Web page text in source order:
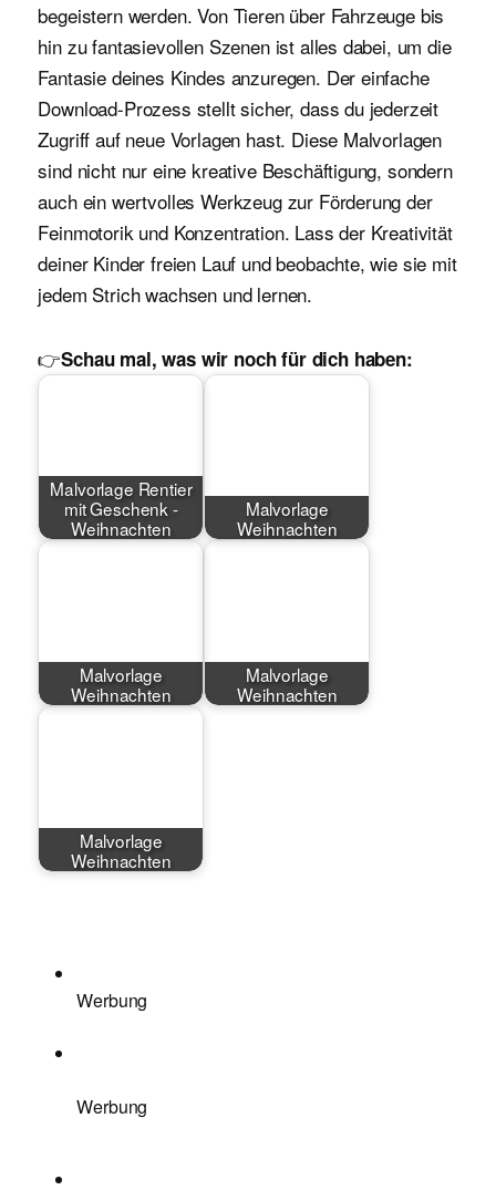
begeistern werden. Von Tieren über Fahrzeuge bis
hin zu fantasievollen Szenen ist alles dabei, um die
Fantasie deines Kindes anzuregen. Der einfache
Download-Prozess stellt sicher, dass du jederzeit
Zugriff auf neue Vorlagen hast. Diese Malvorlagen
sind nicht nur eine kreative Beschäftigung, sondern
auch ein wertvolles Werkzeug zur Förderung der
Feinmotorik und Konzentration. Lass der Kreativität
deiner Kinder freien Lauf und beobachte, wie sie mit
jedem Strich wachsen und lernen.
👉Schau mal, was wir noch für dich haben:
Malvorlage Rentier
mit Geschenk -
Weihnachten
Malvorlage
Weihnachten
Malvorlage
Weihnachten
Malvorlage
Weihnachten
Malvorlage
Weihnachten
Werbung
Werbung